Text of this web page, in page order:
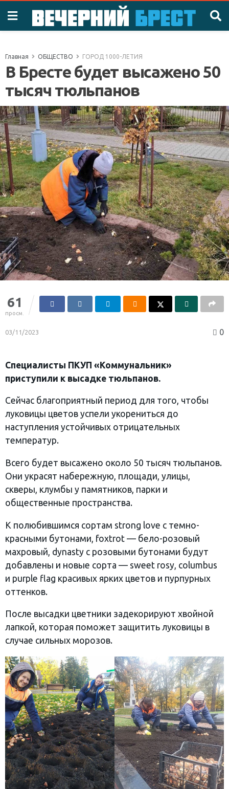
Главная ОБЩЕСТВО ГОРОД 1000-ЛЕТИЯ
В Бресте будет высажено 50
тысяч тюльпанов
61
просм.
03/11/2023 0
Специалисты ПКУП «Коммунальник»
приступили к высадке тюльпанов.
Сейчас благоприятный период для того, чтобы
луковицы цветов успели укорениться до
наступления устойчивых отрицательных
температур.
Всего будет высажено около 50 тысяч тюльпанов.
Они украсят набережную, площади, улицы,
скверы, клумбы у памятников, парки и
общественные пространства.
К полюбившимся сортам strong love с темно-
красными бутонами, foxtrot — бело-розовый
махровый, dynasty с розовыми бутонами будут
добавлены и новые сорта — sweet rosy, columbus
и purple flag красивых ярких цветов и пурпурных
оттенков.
После высадки цветники задекорируют хвойной
лапкой, которая поможет защитить луковицы в
случае сильных морозов.